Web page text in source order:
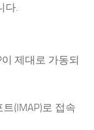
다.
제대로 가동되
(IMAP)로 접속